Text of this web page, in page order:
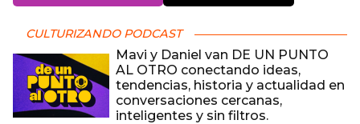
CULTURIZANDO PODCAST
Mavi y Daniel van DE UN PUNTO
AL OTRO conectando ideas,
tendencias, historia y actualidad en
conversaciones cercanas,
inteligentes y sin filtros.